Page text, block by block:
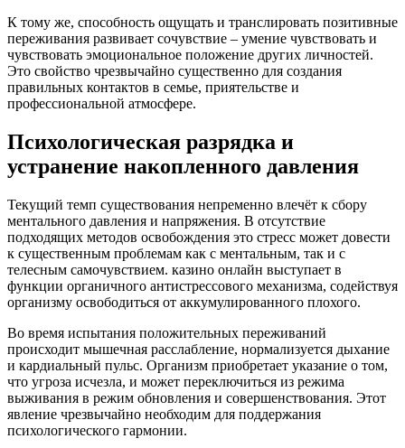
К тому же, способность ощущать и транслировать позитивные
переживания развивает сочувствие – умение чувствовать и
чувствовать эмоциональное положение других личностей.
Это свойство чрезвычайно существенно для создания
правильных контактов в семье, приятельстве и
профессиональной атмосфере.
Психологическая разрядка и
устранение накопленного давления
Текущий темп существования непременно влечёт к сбору
ментального давления и напряжения. В отсутствие
подходящих методов освобождения это стресс может довести
к существенным проблемам как с ментальным, так и с
телесным самочувствием. казино онлайн выступает в
функции органичного антистрессового механизма, содействуя
организму освободиться от аккумулированного плохого.
Во время испытания положительных переживаний
происходит мышечная расслабление, нормализуется дыхание
и кардиальный пульс. Организм приобретает указание о том,
что угроза исчезла, и может переключиться из режима
выживания в режим обновления и совершенствования. Этот
явление чрезвычайно необходим для поддержания
психологического гармонии.